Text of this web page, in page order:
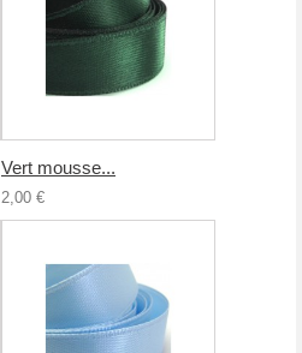
Vert mousse...
2,00 €